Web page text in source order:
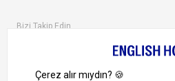
Bizi Takip Edin